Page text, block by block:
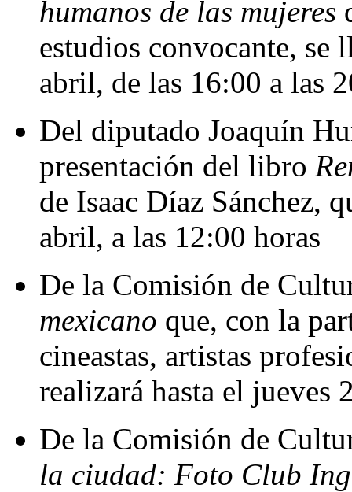
humanos de las mujeres
estudios convocante, se
abril, de las 16:00 a las
Del diputado Joaquín
presentación del libro
de Isaac Díaz Sánchez,
abril, a las 12:00 horas
De la Comisión de
mexicano que, con la
cineastas, artistas
realizará hasta el jueves
De la Comisión de
la ciudad: Foto Club